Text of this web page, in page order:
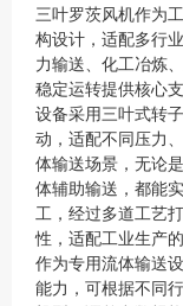
三叶罗茨风机作为
构设计，适配多行
力输送、化工冶炼
稳定运转提供核心支
设备采用三叶式转
动，适配不同压力
体输送场景，无论
体辅助输送，都能
工，经过多道工艺
性，适配工业生产
作为专用流体输送
能力，可根据不同